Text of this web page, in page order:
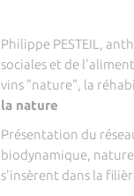
Philippe PESTEIL,
sociales et de
vins "nature", la
la nature
Présentation du
biodynamique,
s'insèrent dans la